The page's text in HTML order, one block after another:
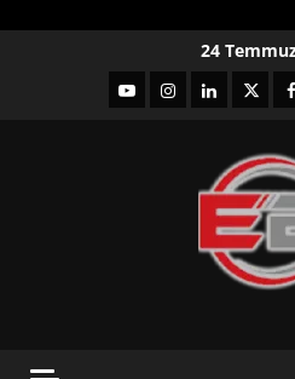
24
YouTubeInstagram
LinkedIntwitter